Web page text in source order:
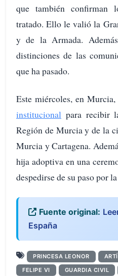
que también confirman
tratado. Ello le valió la
y de la Armada.
distinciones de las
que ha pasado.
Este miércoles, en
institucional para recibir
Región de Murcia y de la
Murcia y Cartagena.
hija adoptiva en una
despedirse de su paso por
Fuente original:
España
PRINCESA LEONOR
FELIPE VI
GUARDIA CIVIL